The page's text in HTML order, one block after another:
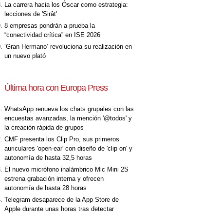
La carrera hacia los Óscar como estrategia:
lecciones de 'Sirât'
8 empresas pondrán a prueba la
“conectividad crítica” en ISE 2026
‘Gran Hermano’ revoluciona su realización en
un nuevo plató
Última hora con Europa Press
WhatsApp renueva los chats grupales con las
encuestas avanzadas, la mención '@todos' y
la creación rápida de grupos
CMF presenta los Clip Pro, sus primeros
auriculares 'open-ear' con diseño de 'clip on' y
autonomía de hasta 32,5 horas
El nuevo micrófono inalámbrico Mic Mini 2S
estrena grabación interna y ofrecen
autonomía de hasta 28 horas
Telegram desaparece de la App Store de
Apple durante unas horas tras detectar